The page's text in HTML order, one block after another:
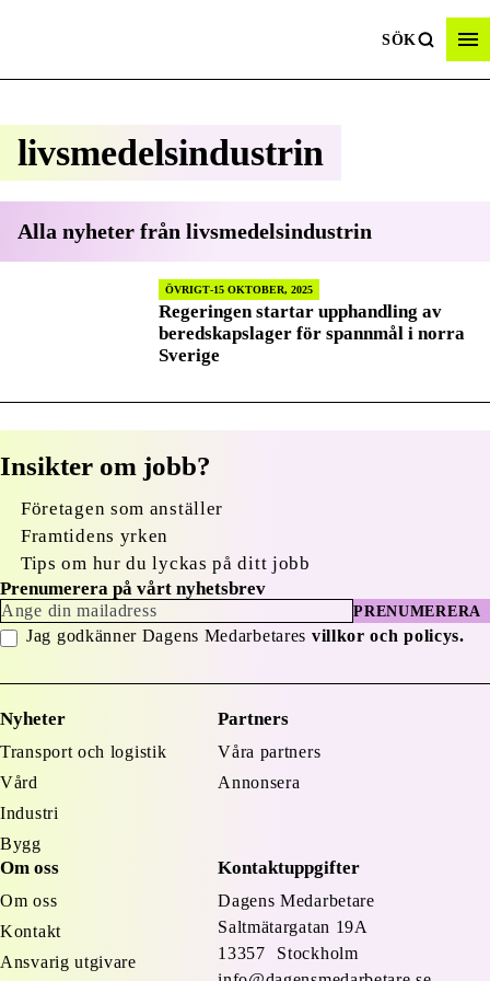
SÖK
livsmedelsindustrin
Alla nyheter från livsmedelsindustrin
ÖVRIGT 15 OKTOBER, 2025
Regeringen startar upphandling av
beredskapslager för spannmål i norra
Sverige
Insikter om jobb?
Företagen som anställer
Framtidens yrken
Tips om hur du lyckas på ditt jobb
Prenumerera på vårt nyhetsbrev
PRENUMERERA
Jag godkänner Dagens Medarbetares villkor och policys.
Nyheter
Transport och logistik
Vård
Industri
Bygg
Partners
Våra partners
Annonsera
Om oss
Om oss
Kontakt
Ansvarig utgivare
Kontaktuppgifter
Dagens Medarbetare
Saltmätargatan 19A
13357 Stockholm